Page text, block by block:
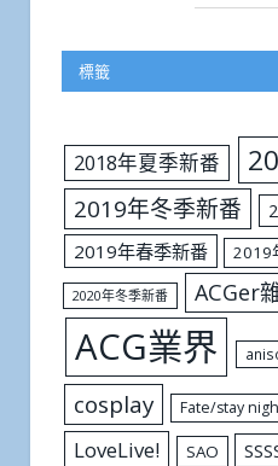
標籤
2018年夏季新番
2019年冬季新番
2019年春季新番
2019
2020年冬季新番 ACGer
ACG業界
cosplay Fate/stay
LoveLive! SAO